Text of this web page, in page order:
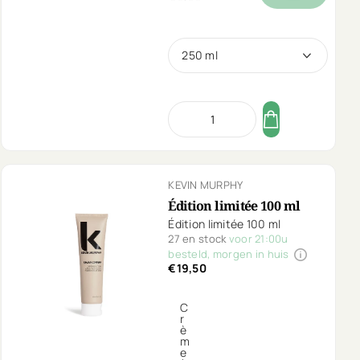
250 ml
KEVIN MURPHY
Édition limitée 100 ml
Édition limitée 100 ml
27 en stock voor 21:00u
besteld, morgen in huis
€19,50
C
r
è
m
e